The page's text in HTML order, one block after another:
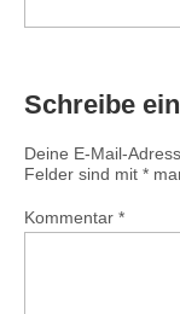
Schreibe
Deine E-Mail-
Felder sind mit *
Kommentar *